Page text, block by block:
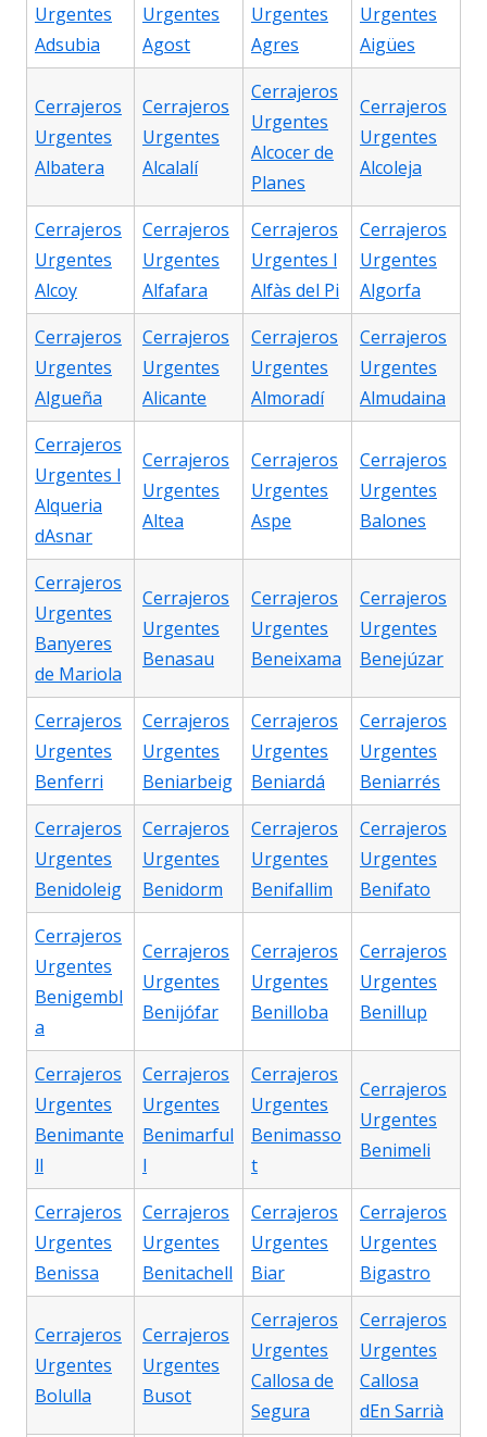
Urgentes
Adsubia
Urgentes
Agost
Urgentes
Agres
Urgentes
Aigües
Cerrajeros
Urgentes
Albatera
Cerrajeros
Urgentes
Alcalalí
Cerrajeros
Urgentes
Alcocer de
Planes
Cerrajeros
Urgentes
Alcoleja
Cerrajeros
Urgentes
Alcoy
Cerrajeros
Urgentes
Alfafara
Cerrajeros
Urgentes l
Alfàs del Pi
Cerrajeros
Urgentes
Algorfa
Cerrajeros
Urgentes
Algueña
Cerrajeros
Urgentes
Alicante
Cerrajeros
Urgentes
Almoradí
Cerrajeros
Urgentes
Almudaina
Cerrajeros
Urgentes l
Alqueria
dAsnar
Cerrajeros
Urgentes
Altea
Cerrajeros
Urgentes
Aspe
Cerrajeros
Urgentes
Balones
Cerrajeros
Urgentes
Banyeres
de Mariola
Cerrajeros
Urgentes
Benasau
Cerrajeros
Urgentes
Beneixama
Cerrajeros
Urgentes
Benejúzar
Cerrajeros
Urgentes
Benferri
Cerrajeros
Urgentes
Beniarbeig
Cerrajeros
Urgentes
Beniardá
Cerrajeros
Urgentes
Beniarrés
Cerrajeros
Urgentes
Benidoleig
Cerrajeros
Urgentes
Benidorm
Cerrajeros
Urgentes
Benifallim
Cerrajeros
Urgentes
Benifato
Cerrajeros
Urgentes
Benigembl
a
Cerrajeros
Urgentes
Benijófar
Cerrajeros
Urgentes
Benilloba
Cerrajeros
Urgentes
Benillup
Cerrajeros
Urgentes
Benimante
ll
Cerrajeros
Urgentes
Benimarful
l
Cerrajeros
Urgentes
Benimasso
t
Cerrajeros
Urgentes
Benimeli
Cerrajeros
Urgentes
Benissa
Cerrajeros
Urgentes
Benitachell
Cerrajeros
Urgentes
Biar
Cerrajeros
Urgentes
Bigastro
Cerrajeros
Urgentes
Bolulla
Cerrajeros
Urgentes
Busot
Cerrajeros
Urgentes
Callosa de
Segura
Cerrajeros
Urgentes
Callosa
dEn Sarrià